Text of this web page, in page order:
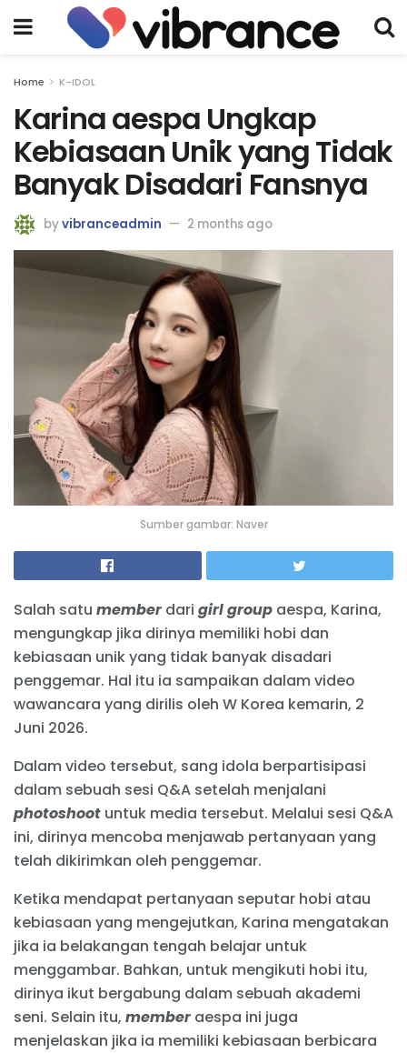
Home K-IDOL
Karina aespa Ungkap
Kebiasaan Unik yang Tidak
Banyak Disadari Fansnya
byvibranceadmin 2 months ago
Sumber gambar: Naver
Salah satu memberdari girl group aespa, Karina,
mengungkap jika dirinya memiliki hobi dan
kebiasaan unik yang tidak banyak disadari
penggemar. Hal itu ia sampaikan dalam video
wawancara yang dirilis oleh W Korea kemarin, 2
Juni 2026.
Dalam video tersebut, sang idola berpartisipasi
dalam sebuah sesi Q&A setelah menjalani
photoshoot untuk media tersebut. Melalui sesi Q&A
ini, dirinya mencoba menjawab pertanyaan yang
telah dikirimkan oleh penggemar.
Ketika mendapat pertanyaan seputar hobi atau
kebiasaan yang mengejutkan, Karina mengatakan
jika ia belakangan tengah belajar untuk
menggambar. Bahkan, untuk mengikuti hobi itu,
dirinya ikut bergabung dalam sebuah akademi
seni. Selain itu, memberaespa ini juga
menjelaskan jika ia memiliki kebiasaan berbicara